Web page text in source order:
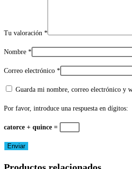
Tu valoración *
Nombre *
Correo electrónico *
Guarda mi nombre, correo electrónico y
Por favor, introduce una respuesta en dígitos:
catorce + quince =